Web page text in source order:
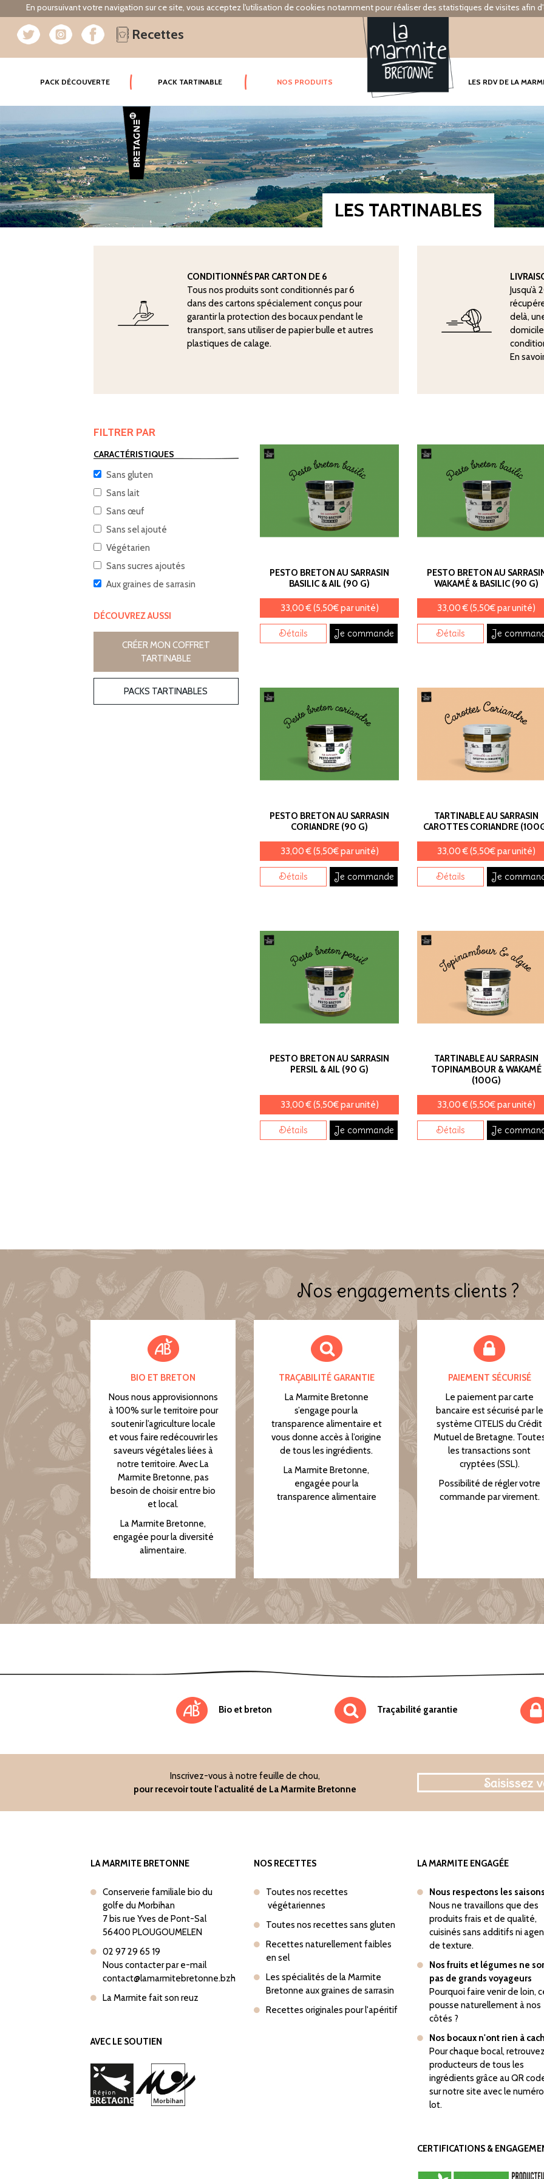
En poursuivant votre navigation sur ce site, vous acceptez l'utilisation de cookies notamment pour réaliser des statistiques de visites afin
Recettes
PACK DÉCOUVERTE(CURRENT) PACK TARTINABLE NOS PRODUITS LES RDV DE LA
LES TARTINABLES
CONDITIONNÉS PAR CARTON DE 6
Tous nos produits sont conditionnés par 6
dans des cartons spécialement conçus pour
garantir la protection des bocaux pendant le
transport, sans utiliser de papier bulle et autres
plastiques de calage.
delà,
En
PESTO BRETON AU SARRASIN
BASILIC & AIL (90 G)
33,00 € (5,50€ par unité)
Détails Je commande
PESTO BRETON AU
WAKAMÉ & BASILIC (90 G)
33,00 € (5,50€ par unité)
Détails Je
PESTO BRETON AU SARRASIN
CORIANDRE (90 G)
33,00 € (5,50€ par unité)
Détails Je commande
TARTINABLE AU SARRASIN
CAROTTES CORIANDRE
33,00 € (5,50€ par unité)
Détails Je
PESTO BRETON AU SARRASIN
PERSIL & AIL (90 G)
33,00 € (5,50€ par unité)
Détails Je commande
TARTINABLE AU SARRASIN
TOPINAMBOUR & WAKAMÉ
(100G)
33,00 € (5,50€ par unité)
Détails Je
FILTRER PAR
CARACTÉRISTIQUES
Sans gluten
Sans lait
Sans œuf
Sans sel ajouté
Végétarien
Sans sucres ajoutés
Aux graines de sarrasin
DÉCOUVREZ AUSSI
CRÉER MON COFFRET
TARTINABLE
PACKS TARTINABLES
Nos engagements clients ?
BIO ET BRETON
Nous nous approvisionnons
à 100% sur le territoire pour
soutenir l’agriculture locale
et vous faire redécouvrir les
saveurs végétales liées à
notre territoire. Avec La
Marmite Bretonne, pas
besoin de choisir entre bio
et local.
La Marmite Bretonne,
engagée pour la diversité
alimentaire.
TRAÇABILITÉ GARANTIE
La Marmite Bretonne
s’engage pour la
transparence alimentaire et
vous donne accès à l’origine
de tous les ingrédients.
La Marmite Bretonne,
engagée pour la
transparence alimentaire
PAIEMENT SÉCURISÉ
Le paiement par carte
bancaire est sécurisé par le
système CITELIS du Crédit
Mutuel de Bretagne.
les transactions sont
cryptées (SSL).
Possibilité de régler votre
commande par virement.
Bio et breton Traçabilité garantie
Inscrivez-vous à notre feuille de chou,
pour recevoir toute l'actualité de La Marmite Bretonne
LA MARMITE BRETONNE
Conserverie familiale bio du
golfe du Morbihan
7 bis rue Yves de Pont-Sal
56400 PLOUGOUMELEN
02 97 29 65 19
Nous contacter par e-mail
contact@lamarmitebretonne.bzh
La Marmite fait son reuz
AVEC LE SOUTIEN
NOS RECETTES
Toutes nos recettes
végétariennes
Toutes nos recettes sans gluten
Recettes naturellement faibles
en sel
Les spécialités de la Marmite
Bretonne aux graines de sarrasin
Recettes originales pour l'apéritif
LA MARMITE ENGAGÉE
Nous respectons les
Nous ne travaillons que des
produits frais et de qualité,
cuisinés sans additifs ni
de texture.
Nos fruits et légumes ne
pas de grands voyageurs
Pourquoi faire venir de loin,
pousse naturellement à nos
côtés ?
Nos bocaux n'ont rien à
Pour chaque bocal,
producteurs de tous les
ingrédients grâce au QR
sur notre site avec le
lot.
CERTIFICATIONS &